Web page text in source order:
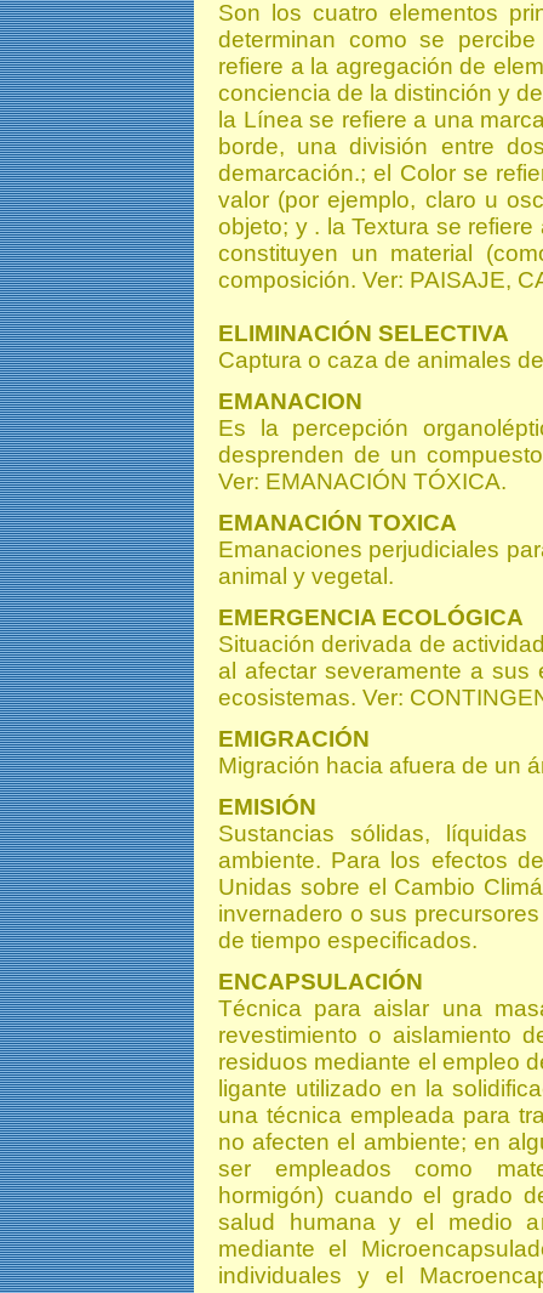
Son los cuatro elementos
determinan como se
refiere a la agregación de
conciencia de la distinción y
la Línea se refiere a una
borde, una división entre
demarcación.; el Color se
valor (por ejemplo, claro u
objeto; y . la Textura se
constituyen un material
composición. Ver: PAISAJE,
ELIMINACIÓN SELECTIVA
Captura o caza de animales
EMANACION
Es la percepción
desprenden de un
Ver: EMANACIÓN TÓXICA.
EMANACIÓN TOXICA
Emanaciones perjudiciales
animal y vegetal.
EMERGENCIA ECOLÓGICA
Situación derivada de
al afectar severamente a sus
ecosistemas. Ver:
EMIGRACIÓN
Migración hacia afuera de un
EMISIÓN
Sustancias sólidas,
ambiente. Para los efectos
Unidas sobre el Cambio
invernadero o sus
de tiempo especificados.
ENCAPSULACIÓN
Técnica para aislar una
revestimiento o aislamiento
residuos mediante el empleo
ligante utilizado en la
una técnica empleada para
no afecten el ambiente; en
ser empleados como
hormigón) cuando el grado
salud humana y el medio
mediante el
individuales y el